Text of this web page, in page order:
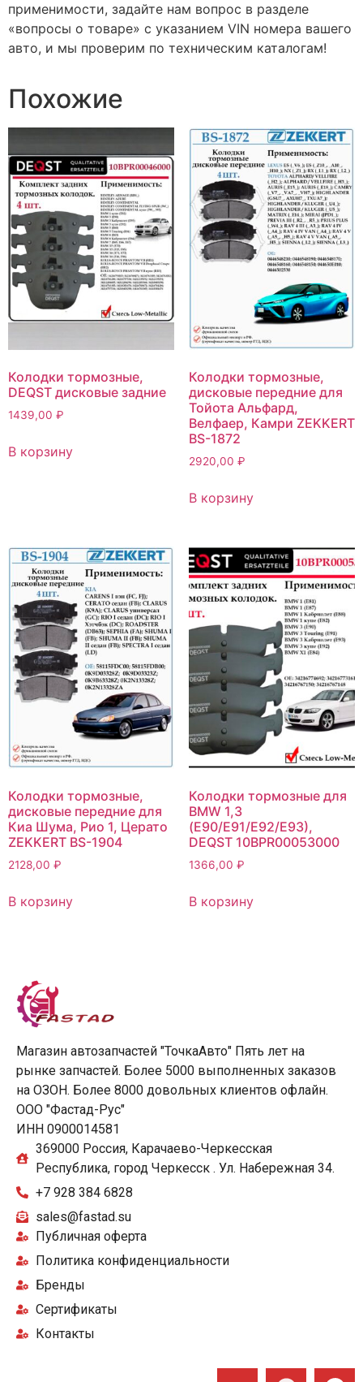
применимости, задайте нам вопрос в разделе
«вопросы о товаре» с указанием VIN номера вашего
авто, и мы проверим по техническим каталогам!
Похожие
Колодки тормозные,
DEQST дисковые задние
1439,00 ₽
В корзину
Колодки тормозные,
дисковые передние для
Тойота Альфард,
Велфаер, Камри ZEKKERT
BS-1872
2920,00 ₽
В корзину
Колодки тормозные,
дисковые передние для
Киа Шума, Рио 1, Церато
ZEKKERT BS-1904
2128,00 ₽
В корзину
Колодки тормозные для
BMW 1,3
(E90/E91/E92/E93),
DEQST 10BPR00053000
1366,00 ₽
В корзину
Магазин автозапчастей "ТочкаАвто" Пять лет на
рынке запчастей. Более 5000 выполненных заказов
на ОЗОН. Более 8000 довольных клиентов офлайн.
ООО "Фастад-Рус"
ИНН 0900014581
369000 Россия, Карачаево-Черкесская
Республика, город Черкесск . Ул. Набережная 34.
+7 928 384 6828
sales@fastad.su
Публичная оферта
Политика конфиденциальности
Бренды
Сертификаты
Контакты